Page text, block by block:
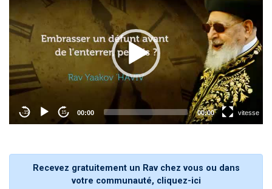
Recevez gratuitement un Rav chez vous ou dans
votre communauté, cliquez-ici